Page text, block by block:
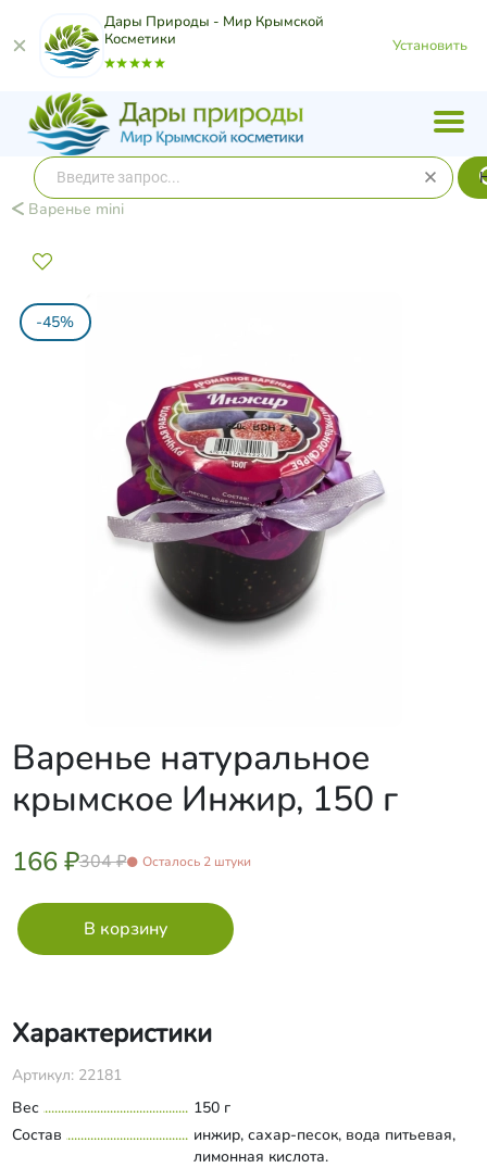
Дары Природы - Мир Крымской
Косметики
Установить
Варенье mini
-45%
Варенье натуральное
крымское Инжир, 150 г
166 ₽304 ₽ Осталось 2 штуки
Характеристики
Артикул: 22181
Вес
150 г
Состав
инжир, сахар-песок, вода питьевая,
лимонная кислота.